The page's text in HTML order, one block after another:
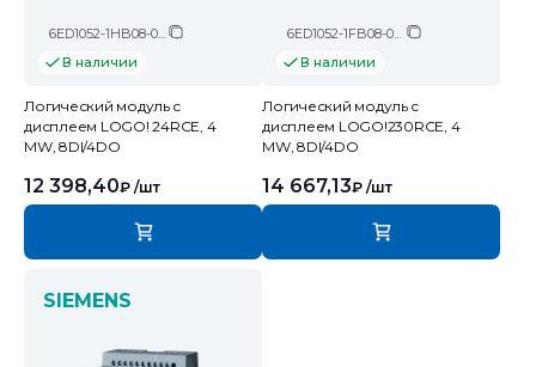
6ED1052-1HB08-0BA2
В наличии
Логический модуль c
дисплеем LOGO! 24RCE, 4
MW, 8DI/4DO
12 398,40₽ /шт
6ED1052-1FB08-0BA2
В наличии
Логический модуль c
дисплеем LOGO!230RCE, 4
MW, 8DI/4DO
14 667,13₽ /шт
SIEMENS